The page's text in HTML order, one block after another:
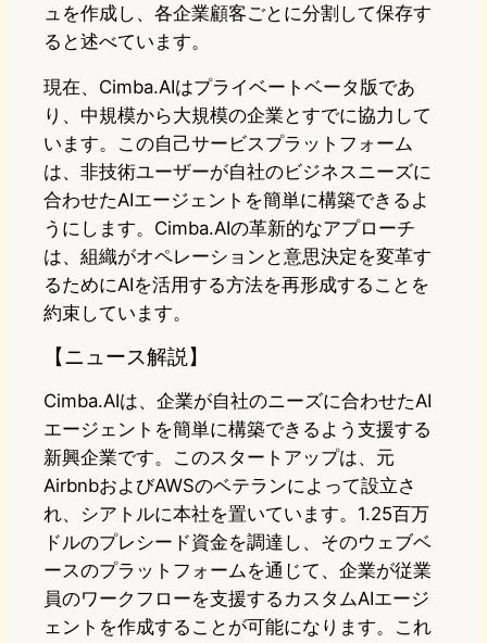
ュを作成し、各企業顧客ごとに分割して保存す
ると述べています。
現在、Cimba.AIはプライベートベータ版であ
り、中規模から大規模の企業とすでに協力して
います。この自己サービスプラットフォーム
は、非技術ユーザーが自社のビジネスニーズに
合わせたAIエージェントを簡単に構築できるよ
うにします。Cimba.AIの革新的なアプローチ
は、組織がオペレーションと意思決定を変革す
るためにAIを活用する方法を再形成することを
約束しています。
【ニュース解説】
Cimba.AIは、企業が自社のニーズに合わせたAI
エージェントを簡単に構築できるよう支援する
新興企業です。このスタートアップは、元
AirbnbおよびAWSのベテランによって設立さ
れ、シアトルに本社を置いています。1.25百万
ドルのプレシード資金を調達し、そのウェブベ
ースのプラットフォームを通じて、企業が従業
員のワークフローを支援するカスタムAIエージ
ェントを作成することが可能になります。これ